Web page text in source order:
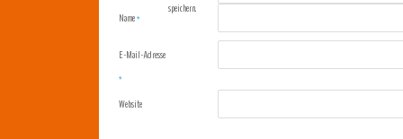
Name*
E-Mail-Adresse
*
Website
speichern.